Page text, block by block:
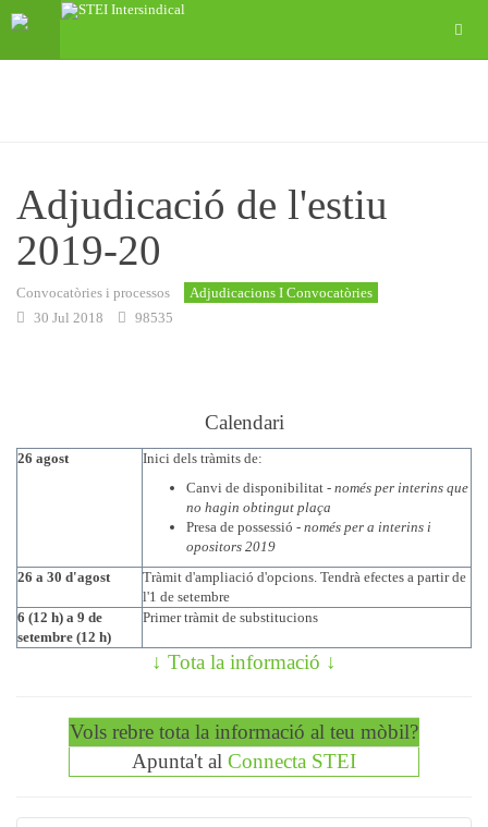
Adjudicació de l'estiu
2019-20
Convocatòries i processos
Adjudicacions I Convocatòries
30 Jul 2018
98535
Calendari
26 agost
Inici dels tràmits de:
Canvi de disponibilitat - només per interins que
no hagin obtingut plaça
Presa de possessió - només per a interins i
opositors 2019
26 a 30 d'agost
Tràmit d'ampliació d'opcions. Tendrà efectes a partir de
l'1 de setembre
6 (12 h) a 9 de
setembre (12 h)
Primer tràmit de substitucions
↓ Tota la informació ↓
Vols rebre tota la informació al teu mòbil?
Apunta't al Connecta STEI